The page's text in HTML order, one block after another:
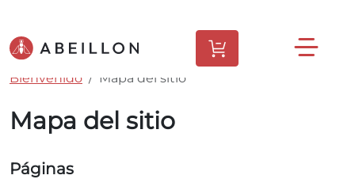
Bienvenido Mapa del sitio
Mapa del sitio
Páginas